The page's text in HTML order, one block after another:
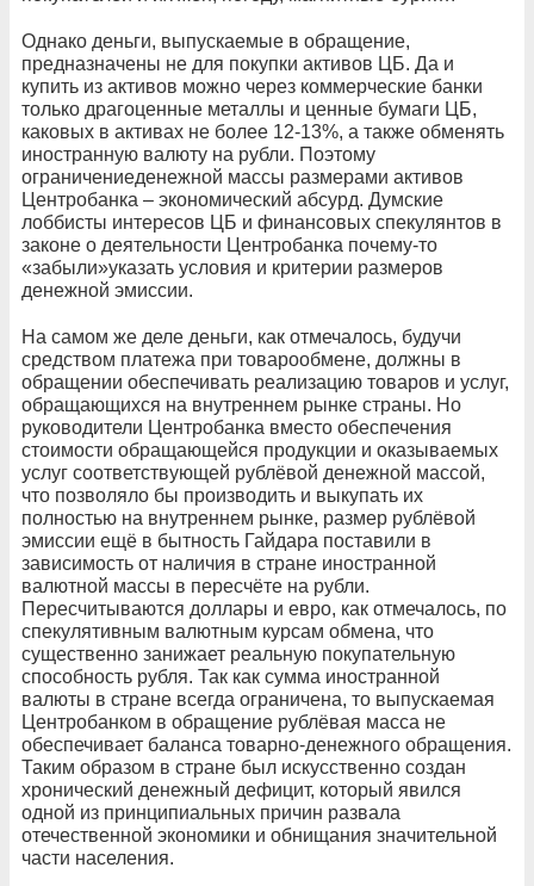
Однако деньги, выпускаемые в обращение,
предназначены не для покупки активов ЦБ. Да и
купить из активов можно через коммерческие банки
только драгоценные металлы и ценные бумаги ЦБ,
каковых в активах не более 12-13%, а также обменять
иностранную валюту на рубли. Поэтому
ограничениеденежной массы размерами активов
Центробанка – экономический абсурд. Думские
лоббисты интересов ЦБ и финансовых спекулянтов в
законе о деятельности Центробанка почему-то
«забыли»указать условия и критерии размеров
денежной эмиссии.
На самом же деле деньги, как отмечалось, будучи
средством платежа при товарообмене, должны в
обращении обеспечивать реализацию товаров и услуг,
обращающихся на внутреннем рынке страны. Но
руководители Центробанка вместо обеспечения
стоимости обращающейся продукции и оказываемых
услуг соответствующей рублёвой денежной массой,
что позволяло бы производить и выкупать их
полностью на внутреннем рынке, размер рублёвой
эмиссии ещё в бытность Гайдара поставили в
зависимость от наличия в стране иностранной
валютной массы в пересчёте на рубли.
Пересчитываются доллары и евро, как отмечалось, по
спекулятивным валютным курсам обмена, что
существенно занижает реальную покупательную
способность рубля. Так как сумма иностранной
валюты в стране всегда ограничена, то выпускаемая
Центробанком в обращение рублёвая масса не
обеспечивает баланса товарно-денежного обращения.
Таким образом в стране был искусственно создан
хронический денежный дефицит, который явился
одной из принципиальных причин развала
отечественной экономики и обнищания значительной
части населения.